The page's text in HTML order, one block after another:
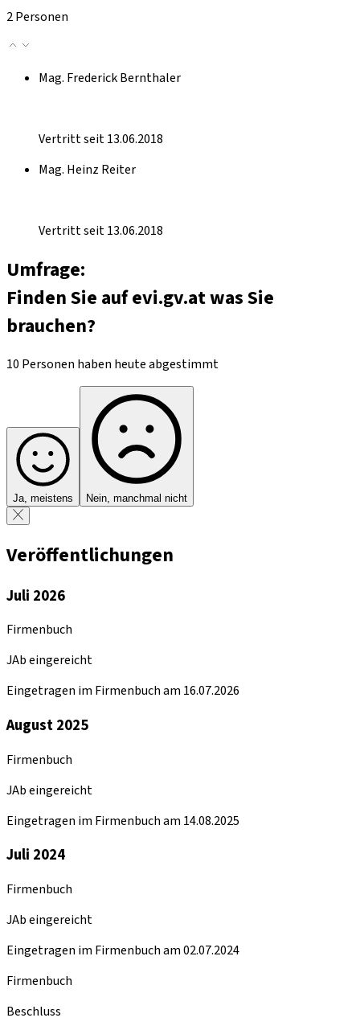
2 Personen
Mag. Frederick Bernthaler
Vertritt seit 13.06.2018
Mag. Heinz Reiter
Vertritt seit 13.06.2018
Umfrage:
Finden Sie auf evi.gv.at was Sie
brauchen?
10 Personen haben heute abgestimmt
Ja, meistens Nein, manchmal nicht
Veröffentlichungen
Juli 2026
Firmenbuch
JAb eingereicht
Eingetragen im Firmenbuch am 16.07.2026
August 2025
Firmenbuch
JAb eingereicht
Eingetragen im Firmenbuch am 14.08.2025
Juli 2024
Firmenbuch
JAb eingereicht
Eingetragen im Firmenbuch am 02.07.2024
Firmenbuch
Beschluss